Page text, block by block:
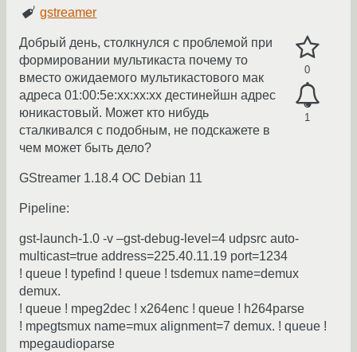
gstreamer
0
1
Добрый день, столкнулся с проблемой при
формировании мультикаста почему то
вместо ожидаемого мультикастового мак
адреса 01:00:5e:xx:xx:xx дестинейшн адрес
юникастовый. Может кто нибудь
сталкивался с подобным, не подскажете в
чем может быть дело?
GStreamer 1.18.4 ОС Debian 11
Pipeline:
gst-launch-1.0 -v –gst-debug-level=4 udpsrc auto-
multicast=true address=225.40.11.19 port=1234
! queue ! typefind ! queue ! tsdemux name=demux
demux.
! queue ! mpeg2dec ! x264enc ! queue ! h264parse
! mpegtsmux name=mux alignment=7 demux. ! queue !
mpegaudioparse